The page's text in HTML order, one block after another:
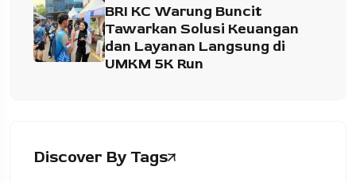
BRI KC Warung Buncit
Tawarkan Solusi Keuangan
dan Layanan Langsung di
UMKM 5K Run
Discover By Tags